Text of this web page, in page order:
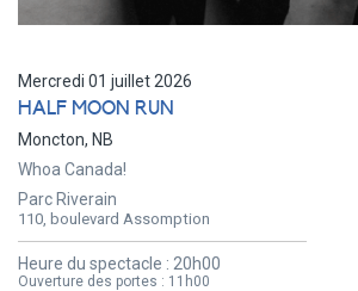
Mercredi 01 juillet 2026
HALF MOON RUN
Moncton, NB
Whoa Canada!
Parc Riverain
110, boulevard Assomption
Heure du spectacle : 20h00
Ouverture des portes : 11h00